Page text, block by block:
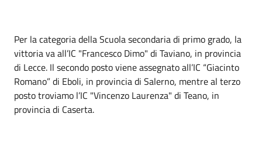
Per la categoria della Scuola secondaria di primo grado, la
vittoria va all’IC "Francesco Dimo" di Taviano, in provincia
di Lecce. Il secondo posto viene assegnato all’IC “Giacinto
Romano” di Eboli, in provincia di Salerno, mentre al terzo
posto troviamo l’IC "Vincenzo Laurenza" di Teano, in
provincia di Caserta.